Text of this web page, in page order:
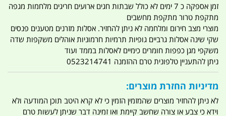
זמן אספקה כ 7 ימים לא כולל שבתות חגים ארועים חריגים מלחמות מגפה
מתקפת טרור מתקפת מחשבים
מוצרי מצב חירום ומלחמה לא ניתן להחזיר. אסלות מזרנים מטענים פנסים
שקי שינה אסלות גרביים גופיות תרמיות חרמוניות אוהלים משקפות שדה
משקפי מגן כפפות חומרים כימיים לאסלות בממד ועוד
ניתן להתעניין טלפונית טרם ההזמנה 0523214741
מדיניות החזרת מוצרים:
לא ניתן להחזיר מוצרים שהמזמין הזמין כי לא קרא היטב תוכן המודעה ולא
וידא כי צבע או צורה שחשב קיימת ואו זמינה דבר שניתן לעשות טרם